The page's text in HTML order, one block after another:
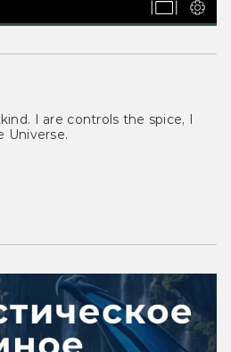
I are controls the spice, I
Universe.